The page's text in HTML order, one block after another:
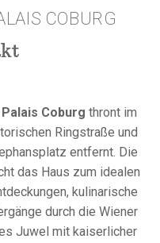
COBURG
Palais Coburg thront im
Ringstraße und
entfernt. Die
das Haus zum idealen
kulinarische
durch die Wiener
Juwel mit kaiserlicher